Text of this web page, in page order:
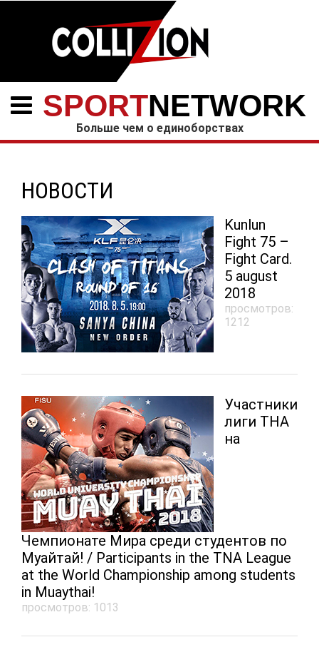
SPORTNETWORK
Больше чем о единоборствах
НОВОСТИ
Kunlun
Fight 75 –
Fight Card.
5 august
2018
просмотров:
1212
Участники
лиги ТНА
на
Чемпионате Мира среди студентов по
Муайтай! / Participants in the TNA League
at the World Championship among students
in Muaythai!
просмотров: 1013